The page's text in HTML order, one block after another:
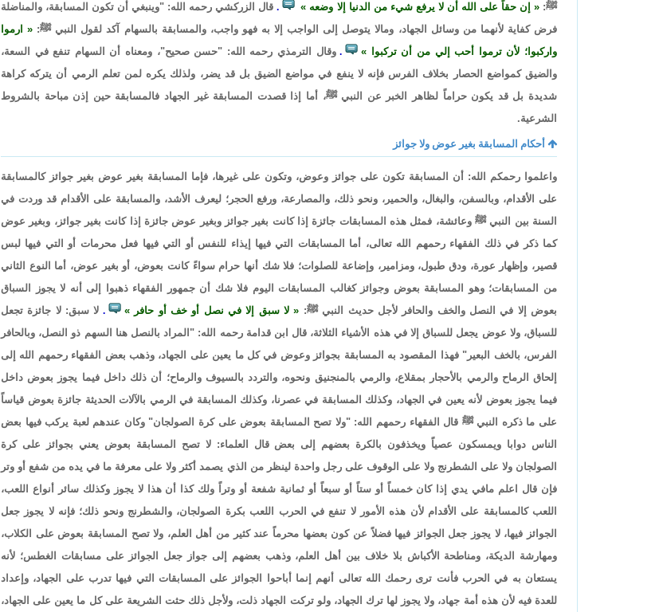
ﷺ:
إن حقاً على الله أن لا يرفع شيء من الدنيا إلا وضعه .قال الزركشي رحمه الله: "وينبغي أن تكون المسابقة، والمناضلة
فرض كفاية لأنهما من وسائل الجهاد، ومالا يتوصل إلى الواجب إلا به فهو واجب، والمسابقة بالسهام آكد لقول النبي ﷺ:
ارموا
واركبوا؛ لأن ترموا أحب إلي من أن تركبوا
.وقال الترمذي رحمه الله: "حسن صحيح"، ومعناه أن السهام تنفع في السعة،
والضيق كمواضع الحصار بخلاف الفرس فإنه لا ينفع في مواضع الضيق بل قد يضر، ولذلك يكره لمن تعلم الرمي أن يتركه كراهة
شديدة بل قد يكون حراماً لظاهر الخبر عن النبي ﷺ، أما إذا قصدت المسابقة غير الجهاد فالمسابقة حين إذن مباحة بالشروط
الشرعية.
أحكام المسابقة بغير عوض ولا جوائز
واعلموا رحمكم الله: أن المسابقة تكون على جوائز وعوض، وتكون على غيرها، فإما المسابقة بغير عوض بغير جوائز كالمسابقة
على الأقدام، وبالسفن، والبغال، والحمير، ونحو ذلك، والمصارعة، ورفع الحجر؛ ليعرف الأشد، والمسابقة على الأقدام قد وردت في
السنة بين النبي ﷺ وعائشة، فمثل هذه المسابقات جائزة إذا كانت بغير جوائز وبغير عوض جائزة إذا كانت بغير جوائز، وبغير عوض
كما ذكر في ذلك الفقهاء رحمهم الله تعالى، أما المسابقات التي فيها إيذاء للنفس أو التي فيها فعل محرمات أو التي فيها لبس
قصير، وإظهار عورة، ودق طبول، ومزامير، وإضاعة للصلوات؛ فلا شك أنها حرام سواءً كانت بعوض، أو بغير عوض، أما النوع الثاني
من المسابقات؛ وهو المسابقة بعوض وجوائز كغالب المسابقات اليوم فلا شك أن جمهور الفقهاء ذهبوا إلى أنه لا يجوز السباق
بعوض إلا في النصل والخف والحافر لأجل حديث النبي ﷺ:
لا سبق إلا في نصل أو خف أو حافر . لا سبق: لا جائزة تجعل
للسباق، ولا عوض يجعل للسباق إلا في هذه الأشياء الثلاثة، قال ابن قدامة رحمه الله: "المراد بالنصل هنا السهم ذو النصل، وبالحافر
الفرس، بالخف البعير" فهذا المقصود به المسابقة بجوائز وعوض في كل ما يعين على الجهاد، وذهب بعض الفقهاء رحمهم الله إلى
إلحاق الرماح والرمي بالأحجار بمقلاع، والرمي بالمنجنيق ونحوه، والتردد بالسيوف والرماح؛ أن ذلك داخل فيما يجوز بعوض داخل
فيما يجوز بعوض لأنه يعين في الجهاد، وكذلك المسابقة في عصرنا، وكذلك المسابقة في الرمي بالآلات الحديثة جائزة بعوض قياساً
على ما ذكره النبي ﷺ قال الفقهاء رحمهم الله: "ولا تصح المسابقة بعوض على كرة الصولجان" وكان عندهم لعبة يركب فيها بعض
الناس دوابا ويمسكون عصياً ويخذفون بالكرة بعضهم إلى بعض قال العلماء: لا تصح المسابقة بعوض يعني بجوائز على كرة
الصولجان ولا على الشطرنج ولا على الوقوف على رجل واحدة لينظر من الذي يصمد أكثر ولا على معرفة ما في يده من شفع أو وتر
فإن قال اعلم مافي يدي إذا كان خمساً أو ستاً أو سبعاً أو ثمانية شفعة أو وتراً ولك كذا أن هذا لا يجوز وكذلك سائر أنواع اللعب،
اللعب كالمسابقة على الأقدام لأن هذه الأمور لا تنفع في الحرب اللعب بكرة الصولجان، والشطرنج ونحو ذلك؛ فإنه لا يجوز جعل
الجوائز فيها، لا يجوز جعل الجوائز فيها فضلاً عن كون بعضها محرماً عند كثير من أهل العلم، ولا تصح المسابقة بعوض على الكلاب،
ومهارشة الديكة، ومناطحة الأكباش بلا خلاف بين أهل العلم، وذهب بعضهم إلى جواز جعل الجوائز على مسابقات الغطس؛ لأنه
يستعان به في الحرب فأنت ترى رحمك الله تعالى أنهم إنما أباحوا الجوائز على المسابقات التي فيها تدرب على الجهاد، وإعداد
للعدة فيه لأن هذه أمة جهاد، ولا يجوز لها ترك الجهاد، ولو تركت الجهاد ذلت، ولأجل ذلك حثت الشريعة على كل ما يعين على الجهاد،